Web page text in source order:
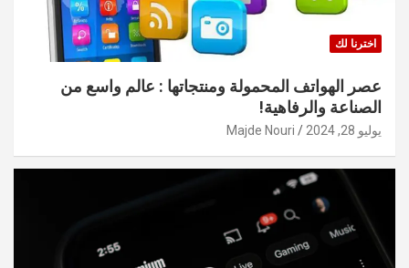
اخترنا لك
عصر الهواتف المحمولة ومنتجاتها : عالم واسع من
الصناعة والرفاهية!
يوليو 28, 2024 Majde Nouri